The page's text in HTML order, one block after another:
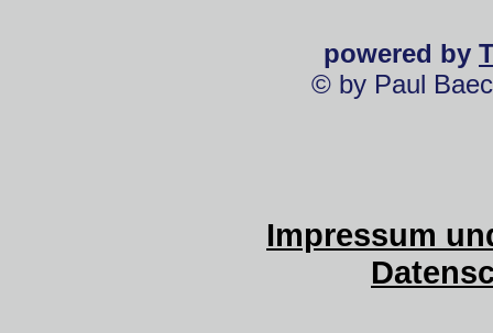
powered by
© by Paul
Impressum